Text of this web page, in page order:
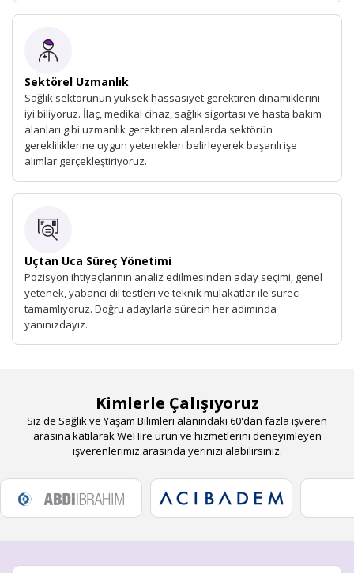
Sektörel Uzmanlık
Sağlık sektörünün yüksek hassasiyet gerektiren dinamiklerini
iyi biliyoruz. İlaç, medikal cihaz, sağlık sigortası ve hasta bakım
alanları gibi uzmanlık gerektiren alanlarda sektörün
gerekliliklerine uygun yetenekleri belirleyerek başarılı işe
alımlar gerçekleştiriyoruz.
Uçtan Uca Süreç Yönetimi
Pozisyon ihtiyaçlarının analiz edilmesinden aday seçimi, genel
yetenek, yabancı dil testleri ve teknik mülakatlar ile süreci
tamamlıyoruz. Doğru adaylarla sürecin her adımında
yanınızdayız.
Kimlerle Çalışıyoruz
Siz de Sağlık ve Yaşam Bilimleri alanındaki 60'dan fazla işveren
arasına katılarak WeHire ürün ve hizmetlerini deneyimleyen
işverenlerimiz arasında yerinizi alabilirsiniz.